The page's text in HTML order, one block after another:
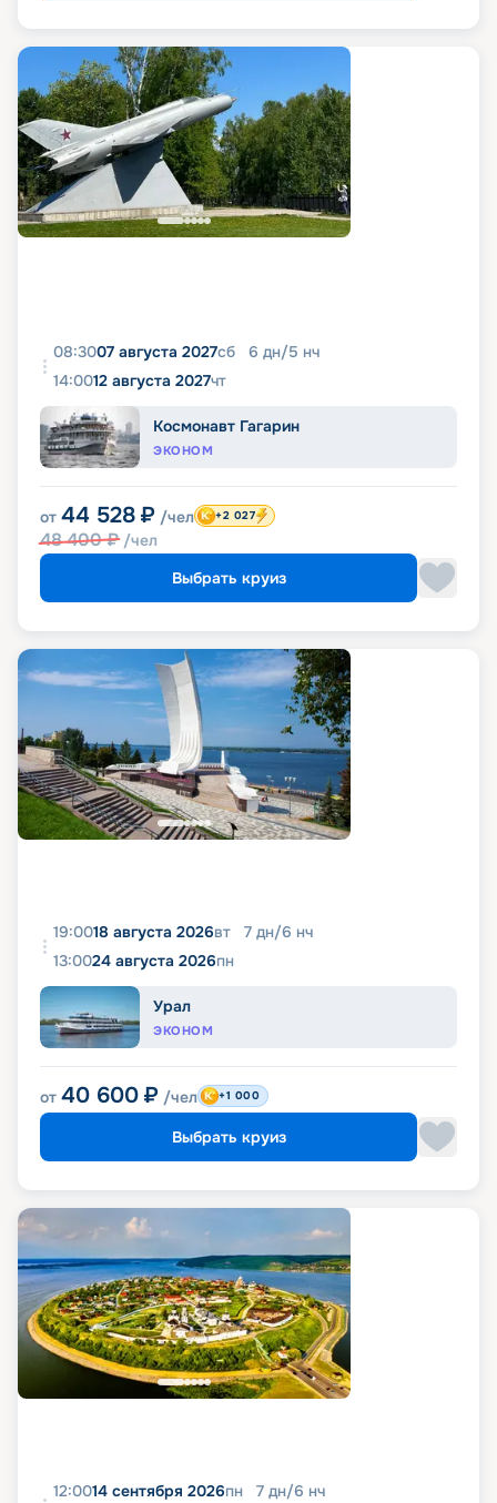
08:3007 августа 2027сб 6 дн/5 нч
14:0012 августа 2027чт
Космонавт Гагарин
ЭКОНОМ
от 44 528 ₽ /чел
48 400₽ /чел
+2 027
Выбрать круиз
19:0018 августа 2026вт 7 дн/6 нч
13:0024 августа 2026пн
Урал
ЭКОНОМ
от 40 600 ₽ /чел +1 000
Выбрать круиз
12:0014 сентября 2026пн 7 дн/6 нч